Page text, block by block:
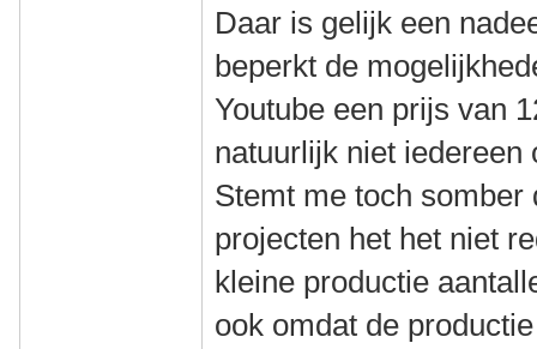
Daar is gelijk een
beperkt de
Youtube een prijs van
natuurlijk niet iedereen
Stemt me toch somber
projecten het het niet
kleine productie
ook omdat de